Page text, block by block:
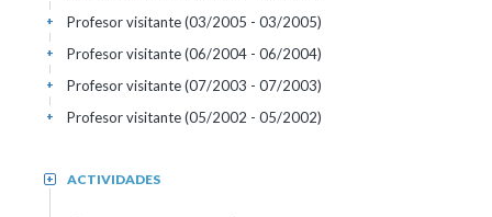
Profesor visitante (03/2005 - 03/2005)
+
Profesor visitante (06/2004 - 06/2004)
+
Profesor visitante (07/2003 - 07/2003)
+
Profesor visitante (05/2002 - 05/2002)
+
ACTIVIDADES
+